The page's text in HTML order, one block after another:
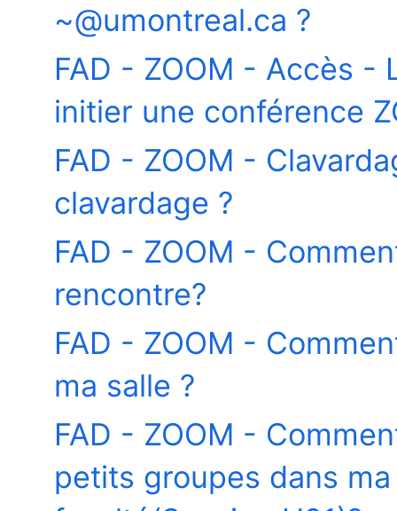
~@umontreal.ca ?
FAD - ZOOM - Accès -
initier une conférence
FAD - ZOOM -
clavardage ?
FAD - ZOOM -
rencontre?
FAD - ZOOM -
ma salle ?
FAD - ZOOM -
petits groupes dans